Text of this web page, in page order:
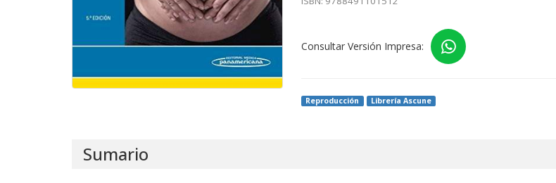
Consultar Versión Impresa:
Reproducción Librería Ascune
Sumario